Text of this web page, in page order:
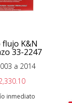
K&N
33-2247
a 2014
inmediato